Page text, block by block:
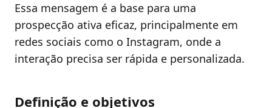
Essa mensagem é a base para uma
prospecção ativa eficaz, principalmente em
redes sociais como o Instagram, onde a
interação precisa ser rápida e personalizada.
Definição e objetivos